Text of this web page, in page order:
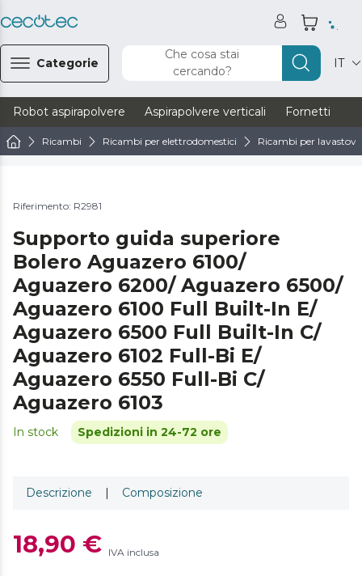
Categorie
Che cosa stai
cercando?
IT
Robot aspirapolvere Aspirapolvere verticali Fornetti
Ricambi Ricambi per elettrodomestici Ricambi per
Riferimento: R2981
Supporto guida superiore
Bolero Aguazero 6100/
Aguazero 6200/ Aguazero 6500/
Aguazero 6100 Full Built-In E/
Aguazero 6500 Full Built-In C/
Aguazero 6102 Full-Bi E/
Aguazero 6550 Full-Bi C/
Aguazero 6103
In stock Spedizioni in 24-72 ore
Descrizione | Composizione
18,90 € IVA inclusa